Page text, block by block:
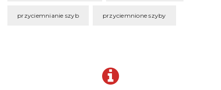
przyciemnianie szyb przyciemnione szyby